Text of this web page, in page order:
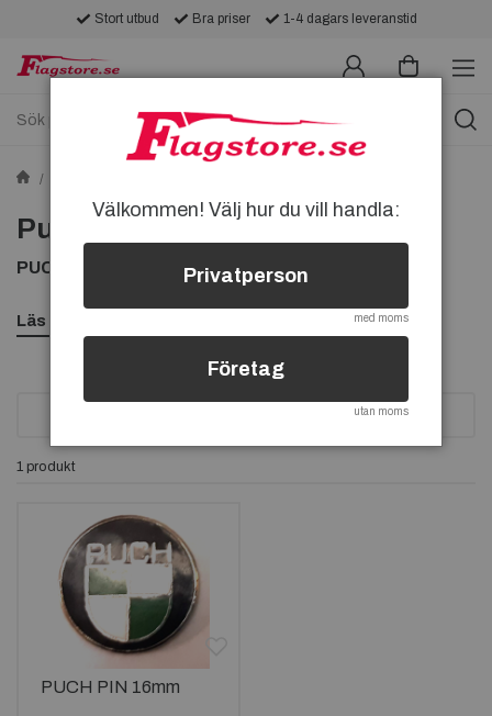
Stort utbud Bra priser 1-4 dagars leveranstid
Puch-pins
PUCH PINS, HÄR KAN DU KÖPA DIN PUCH PIN
Läs mer
1 produkt
PUCH PIN 16mm
Välkommen! Välj hur du vill handla:
Privatperson
med moms
Företag
utan moms